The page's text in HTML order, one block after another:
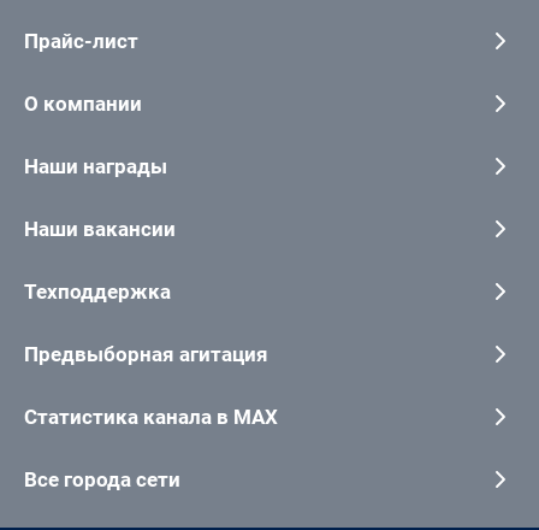
Прайс-лист
О компании
Наши награды
Наши вакансии
Техподдержка
Предвыборная агитация
Статистика канала в MAX
Все города сети